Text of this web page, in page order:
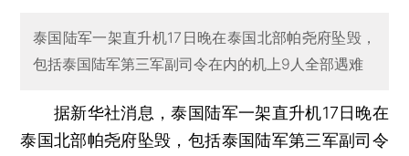
泰国陆军一架直升机17日晚在泰国北部帕尧府坠毁，
包括泰国陆军第三军副司令在内的机上9人全部遇难
据新华社消息，泰国陆军一架直升机17日晚在
泰国北部帕尧府坠毁，包括泰国陆军第三军副司令